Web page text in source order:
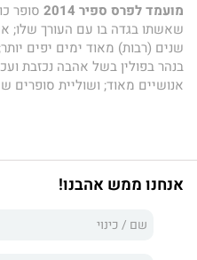
מועמד לפרס ספיר 2014
אנחנו ממש אהבנו!